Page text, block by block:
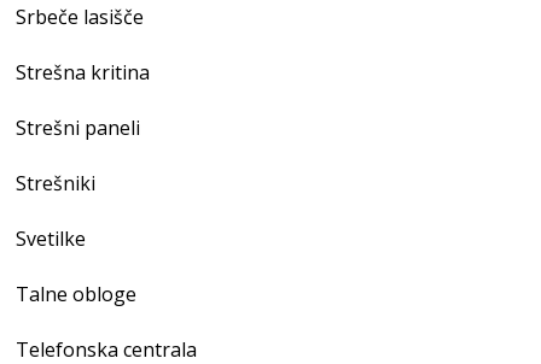
Srbeče lasišče
Strešna kritina
Strešni paneli
Strešniki
Svetilke
Talne obloge
Telefonska centrala